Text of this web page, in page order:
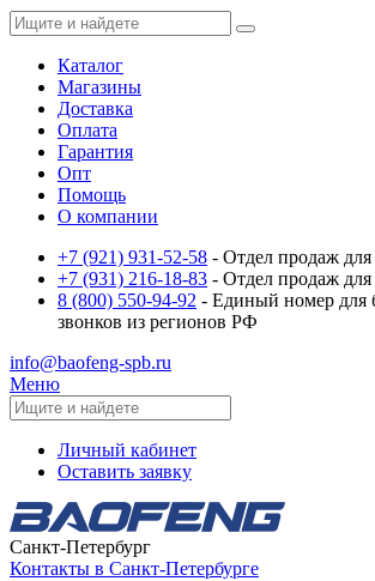
Каталог
Магазины
Доставка
Оплата
Гарантия
Опт
Помощь
О компании
+7 (921) 931-52-58 - Отдел продаж
+7 (931) 216-18-83 - Отдел продаж
8 (800) 550-94-92 - Единый номер для
звонков из регионов РФ
info@baofeng-spb.ru
Меню
Личный кабинет
Оставить заявку
Санкт-Петербург
Контакты в Санкт-Петербурге